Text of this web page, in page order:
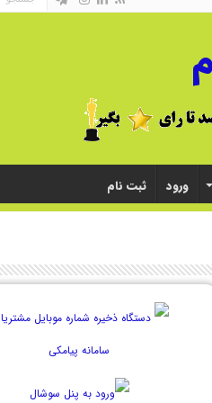
ورود ثبت نام